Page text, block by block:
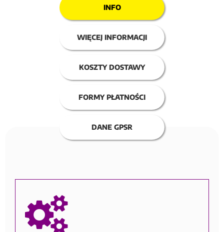
INFO
WIĘCEJ INFORMACJI
KOSZTY DOSTAWY
FORMY PŁATNOŚCI
DANE GPSR